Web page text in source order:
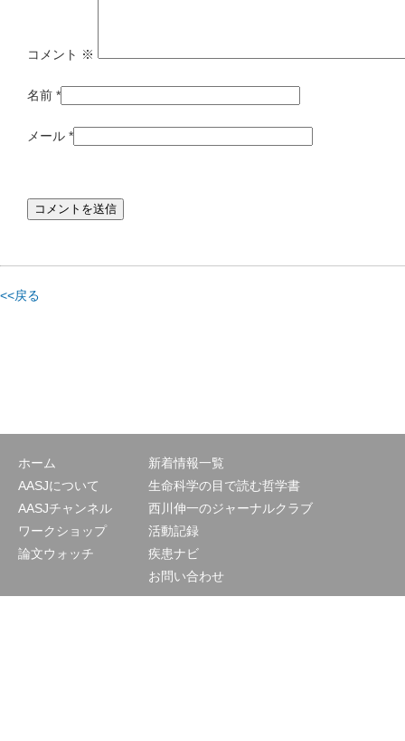
コメント ※
名前 *
メール *
<<戻る
ホーム
AASJについて
AASJチャンネル
ワークショップ
論文ウォッチ
新着情報一覧
生命科学の目で読む哲学書
西川伸一のジャーナルクラブ
活動記録
疾患ナビ
お問い合わせ